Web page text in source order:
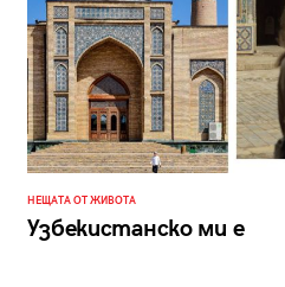
НЕЩАТА ОТ ЖИВОТА
Узбекистанско ми е